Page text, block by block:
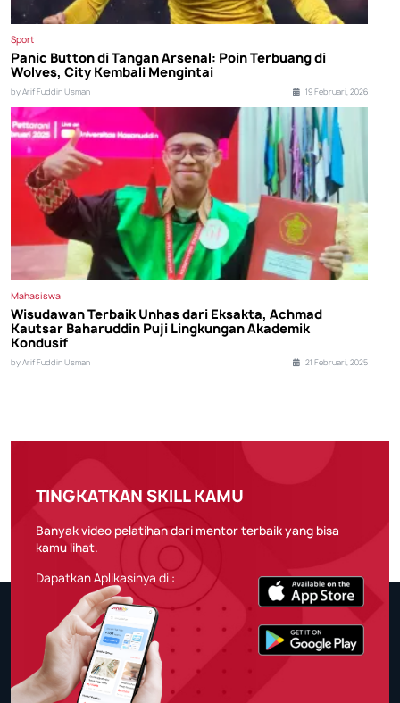
Sport
Panic Button di Tangan Arsenal: Poin Terbuang di
Wolves, City Kembali Mengintai
by Arif Fuddin Usman 19 Februari, 2026
Mahasiswa
Wisudawan Terbaik Unhas dari Eksakta, Achmad
Kautsar Baharuddin Puji Lingkungan Akademik
Kondusif
by Arif Fuddin Usman 21 Februari, 2025
TINGKATKAN SKILL KAMU
Banyak video pelatihan dari mentor terbaik yang bisa
kamu lihat.
Dapatkan Aplikasinya di :